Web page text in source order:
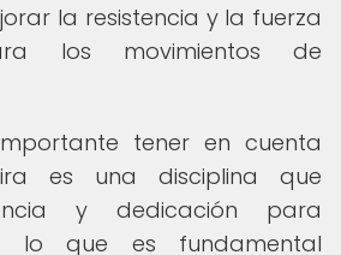
la resistencia y la fuerza
los movimientos de
tener en cuenta
es una disciplina que
y dedicación para
lo que es fundamental